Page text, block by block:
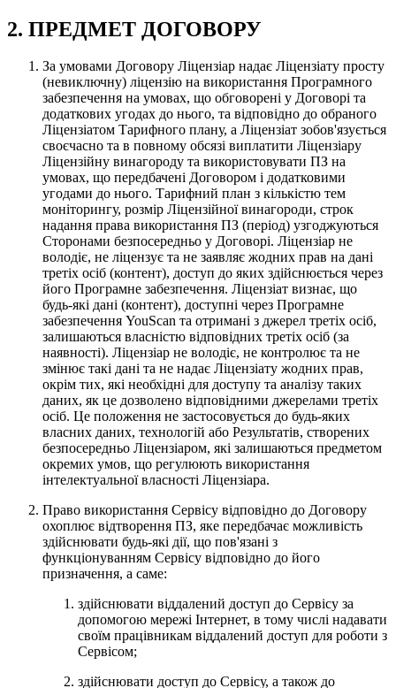
2. ПРЕДМЕТ ДОГОВОРУ
За умовами Договору Ліцензіар надає Ліцензіату просту
(невиключну) ліцензію на використання Програмного
забезпечення на умовах, що обговорені у Договорі та
додаткових угодах до нього, та відповідно до обраного
Ліцензіатом Тарифного плану, а Ліцензіат зобов'язується
своєчасно та в повному обсязі виплатити Ліцензіару
Ліцензійну винагороду та використовувати ПЗ на
умовах, що передбачені Договором і додатковими
угодами до нього. Тарифний план з кількістю тем
моніторингу, розмір Ліцензійної винагороди, строк
надання права використання ПЗ (період) узгоджуються
Сторонами безпосередньо у Договорі. Ліцензіар не
володіє, не ліцензує та не заявляє жодних прав на дані
третіх осіб (контент), доступ до яких здійснюється через
його Програмне забезпечення. Ліцензіат визнає, що
будь-які дані (контент), доступні через Програмне
забезпечення YouScan та отримані з джерел третіх осіб,
залишаються власністю відповідних третіх осіб (за
наявності). Ліцензіар не володіє, не контролює та не
змінює такі дані та не надає Ліцензіату жодних прав,
окрім тих, які необхідні для доступу та аналізу таких
даних, як це дозволено відповідними джерелами третіх
осіб. Це положення не застосовується до будь-яких
власних даних, технологій або Результатів, створених
безпосередньо Ліцензіаром, які залишаються предметом
окремих умов, що регулюють використання
інтелектуальної власності Ліцензіара.
Право використання Сервісу відповідно до Договору
охоплює відтворення ПЗ, яке передбачає можливість
здійснювати будь-які дії, що пов'язані з
функціонуванням Сервісу відповідно до його
призначення, а саме:
здійснювати віддалений доступ до Сервісу за
допомогою мережі Інтернет, в тому числі надавати
своїм працівникам віддалений доступ для роботи з
Сервісом;
здійснювати доступ до Сервісу, а також до